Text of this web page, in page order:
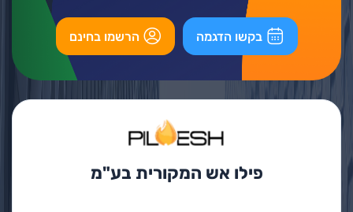
בקשו הדגמה הרשמו בחינם
פילו אש המקורית בע"מ